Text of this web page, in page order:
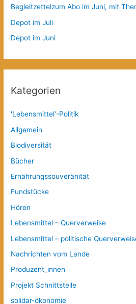
Begleitzettelzum Abo im Juni, mit
Depot im Juli
Depot im Juni
Kategorien
'Lebensmittel'-Politik
Allgemein
Biodiversität
Bücher
Ernährungssouveränität
Fundstücke
Hören
Lebensmittel – Querverweise
Lebensmittel – politische
Nachrichten vom Lande
Produzent_innen
Projekt Schnittstelle
solidar-ökonomie